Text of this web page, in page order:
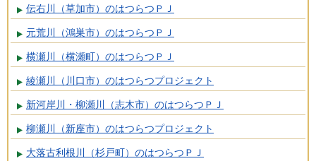
伝右川（草加市）のはつらつＰＪ
元荒川（鴻巣市）のはつらつＰＪ
横瀬川（横瀬町）のはつらつＰＪ
綾瀬川（川口市）のはつらつプロジェクト
新河岸川・柳瀬川（志木市）のはつらつＰＪ
柳瀬川（新座市）のはつらつプロジェクト
大落古利根川（杉戸町）のはつらつＰＪ